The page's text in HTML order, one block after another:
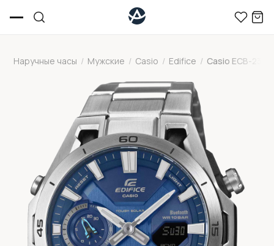
Наручные часы / Мужские / Casio / Edifice / Casio ECB-